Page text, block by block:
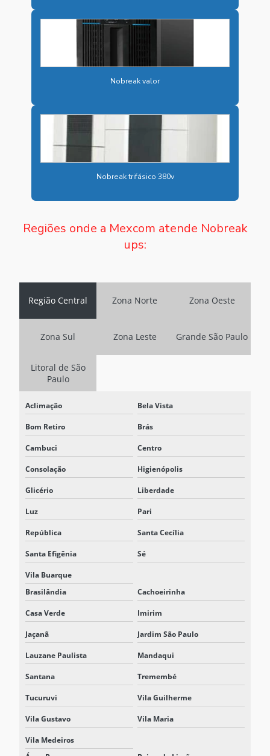
CARREGADOR DE BATERIA INDUSTRIAL
CARREGADOR CAMINHÃO ELÉTRICO
CARREGADOR CARRO ELÉTRICO RÁPIDO
CARREGADOR ELÉTRICO RÁPIDO
CARREGADOR ELÉTRICO VEICULAR
CARREGADOR VEICULAR DC
CARREGADOR VEICULAR ELÉTRICO
CARREGADORES INDUSTRIAIS PREÇO
CONTRATAR SISTEMA BESS
BESS
EMPRESA DE SISTEMA BESS
FABRICANTE DE SISTEMA BESS
FORNECEDOR DE BATERIA ESTACIONARIA
FORNECEDOR DE SISTEMA BESS
INVERSOR 125VCC
INVERSOR 125VCC PARA 220VCA
NOBREAK INDUSTRIAL
NOBREAK INDUSTRIAL PREÇO
NOBREAK MODULAR
NOBREAK MODULAR TRIFÁSICO
NOBREAK PREÇO
NOBREAK PROFISSIONAL
NOBREAK TRIFÁSICO
NOBREAK TRIFÁSICO 220V
NOBREAK TRIFÁSICO 380V
NOBREAK UPS
Nobreak valor
Nobreak trifásico 380v
Regiões onde a Mexcom atende Nobreak
ups:
Região Central Zona Norte Zona Oeste
Zona Sul Zona Leste Grande São Paulo
Litoral de São
Paulo
Aclimação Bela Vista
Bom Retiro Brás
Cambuci Centro
Consolação Higienópolis
Glicério Liberdade
Luz Pari
República Santa Cecília
Santa Efigênia Sé
Vila Buarque
Brasilândia
Cachoeirinha
Casa Verde Imirim
Jaçanã Jardim São Paulo
Lauzane Paulista Mandaqui
Santana Tremembé
Tucuruvi Vila Guilherme
Vila Gustavo Vila Maria
Vila Medeiros